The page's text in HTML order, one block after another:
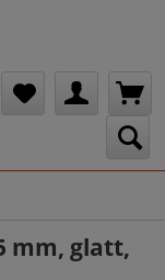
mm, glatt,